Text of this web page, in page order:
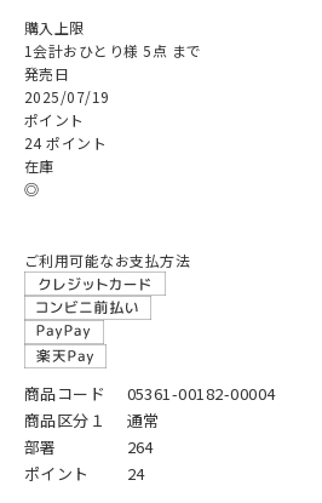
購入上限
1会計おひとり様 5点 まで
発売日
2025/07/19
ポイント
24 ポイント
在庫
◎
ご利用可能なお支払方法
商品コード
05361-00182-00004
商品区分１
通常
部署
264
ポイント
24